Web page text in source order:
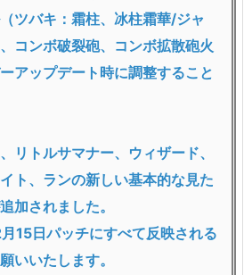
ツバキ：霜柱、冰柱霜華/ジャ
コンボ破裂砲、コンボ拡散砲火
アップデート時に調整すること
リトルサマナー、ウィザード、
ト、ランの新しい基本的な見た
加されました。
15日パッチにすべて反映される
いいたします。